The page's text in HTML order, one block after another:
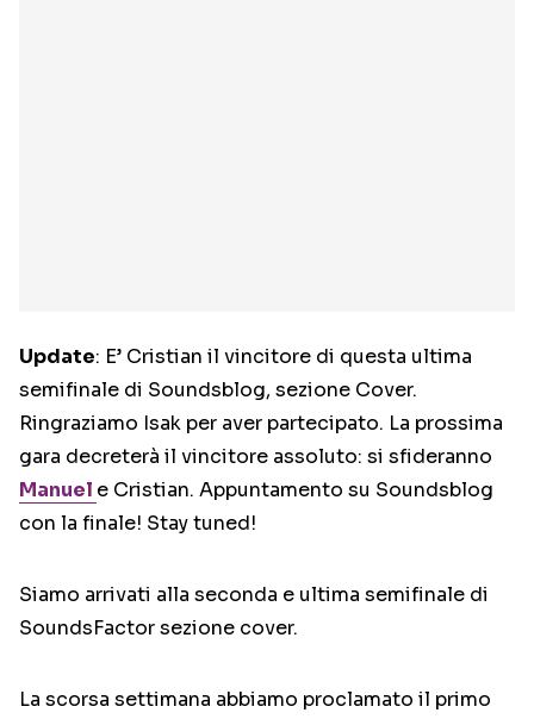
Update: E’ Cristian il vincitore di questa ultima
semifinale di Soundsblog, sezione Cover.
Ringraziamo Isak per aver partecipato. La prossima
gara decreterà il vincitore assoluto: si sfideranno
Manuel e Cristian. Appuntamento su Soundsblog
con la finale! Stay tuned!
Siamo arrivati alla seconda e ultima semifinale di
SoundsFactor sezione cover.
La scorsa settimana abbiamo proclamato il primo